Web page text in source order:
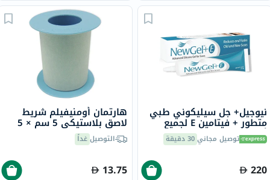
نيوجيل+ جل سيليكوني طبي
متطور + فيتامين E لجميع
أنواع الندبات 15 جرام
توصيل مجاني30 دقيقة
220
هارتمان أومنيفيلم شريط
لاصق بلاستيكي 5 سم × 5
متر، 1 قطعةالتوصيلغداً
13.75